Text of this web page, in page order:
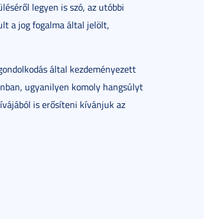
legyen is szó, az utóbbi
a jog fogalma által jelölt,
által kezdeményezett
ugyanilyen komoly hangsúlyt
is erősíteni kívánjuk az